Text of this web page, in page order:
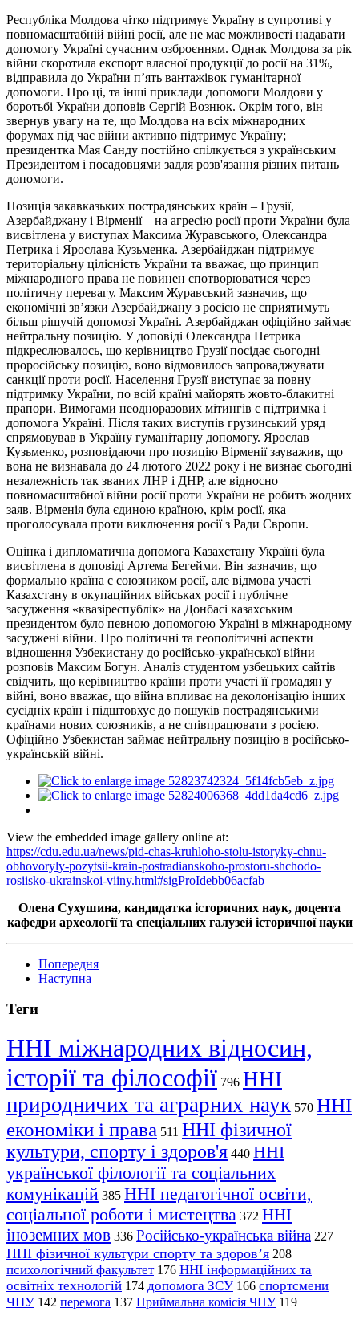
Республіка Молдова чітко підтримує Україну в супротиві у
повномасштабній війні росії, але не має можливості надавати
допомогу Україні сучасним озброєнням. Однак Молдова за рік
війни скоротила експорт власної продукції до росії на 31%,
відправила до України п’ять вантажівок гуманітарної
допомоги. Про ці, та інші приклади допомоги Молдови у
боротьбі України доповів Сергій Вознюк. Окрім того, він
звернув увагу на те, що Молдова на всіх міжнародних
форумах під час війни активно підтримує Україну;
президентка Мая Санду постійно спілкується з українським
Президентом і посадовцями задля розв'язання різних питань
допомоги.
Позиція закавказьких пострадянських країн – Грузії,
Азербайджану і Вірменії – на агресію росії проти України була
висвітлена у виступах Максима Журавського, Олександра
Петрика і Ярослава Кузьменка. Азербайджан підтримує
територіальну цілісність України та вважає, що принцип
міжнародного права не повинен спотворюватися через
політичну перевагу. Максим Журавський зазначив, що
економічні зв’язки Азербайджану з росією не сприятимуть
більш рішучій допомозі Україні. Азербайджан офіційно займає
нейтральну позицію. У доповіді Олександра Петрика
підкреслювалось, що керівництво Грузії посідає сьогодні
проросійську позицію, воно відмовилось запроваджувати
санкції проти росії. Населення Грузії виступає за повну
підтримку України, по всій країні майорять жовто-блакитні
прапори. Вимогами неодноразових мітингів є підтримка і
допомога Україні. Після таких виступів грузинський уряд
спрямовував в Україну гуманітарну допомогу. Ярослав
Кузьменко, розповідаючи про позицію Вірменії зауважив, що
вона не визнавала до 24 лютого 2022 року і не визнає сьогодні
незалежність так званих ЛНР і ДНР, але відносно
повномасштабної війни росії проти України не робить жодних
заяв. Вірменія була єдиною країною, крім росії, яка
проголосувала проти виключення росії з Ради Європи.
Оцінка і дипломатична допомога Казахстану Україні була
висвітлена в доповіді Артема Бегейми. Він зазначив, що
формально країна є союзником росії, але відмова участі
Казахстану в окупаційних військах росії і публічне
засудження «квазіреспублік» на Донбасі казахським
президентом було певною допомогою Україні в міжнародному
засуджені війни. Про політичні та геополітичні аспекти
відношення Узбекистану до російсько-української війни
розповів Максим Богун. Аналіз студентом узбецьких сайтів
свідчить, що керівництво країни проти участі її громадян у
війні, воно вважає, що війна впливає на деколонізацію інших
сусідніх країн і підштовхує до пошуків пострадянськими
країнами нових союзників, а не співпрацювати з росією.
Офіційно Узбекистан займає нейтральну позицію в російсько-
українській війні.
View the embedded image gallery online at:
https://cdu.edu.ua/news/pid-chas-kruhloho-stolu-istoryky-chnu-
obhovoryly-pozytsii-krain-postradianskoho-prostoru-shchodo-
rosiisko-ukrainskoi-viiny.html#sigProIdebb06acfab
Олена Сухушина, кандидатка історичних наук, доцента
кафедри археології та спеціальних галузей історичної науки
Попередня
Наступна
Теги
ННІ міжнародних відносин,
історії та філософії 796 ННІ
природничих та аграрних наук 570 ННІ
економіки і права 511 ННІ фізичної
культури, спорту і здоров'я 440 ННІ
української філології та соціальних
комунікацій 385 ННІ педагогічної освіти,
соціальної роботи і мистецтва 372 ННІ
іноземних мов 336 Російсько-українська війна 227
ННІ фізичної культури спорту та здоров’я 208
психологічний факультет 176 ННІ інформаційних та
освітніх технологій 174 допомога ЗСУ 166 спортсмени
ЧНУ 142 перемога 137 Приймальна комісія ЧНУ 119